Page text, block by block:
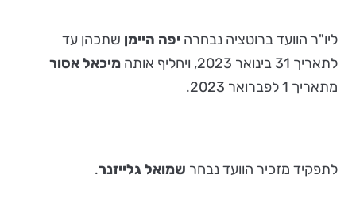
ליו"ר הוועד ברוטציה נבחרה יפה היימן שתכהן עד
לתאריך 31 בינואר 2023, ויחליף אותה
מיכאל אסור
מתאריך 1 לפברואר 2023.
לתפקיד מזכיר הוועד נבחר שמואל גלייזנר.